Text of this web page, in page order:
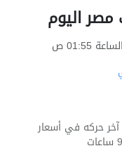
اليوم
حركه في أسعار